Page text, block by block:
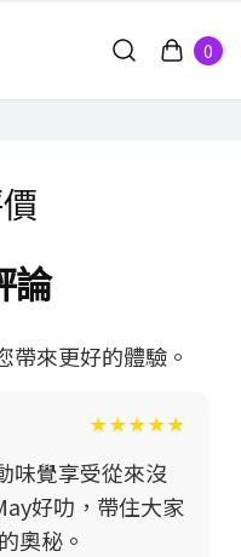
0
論
帶來更好的體驗。
★★★★★
味覺享受從來沒
好叻，帶住大家
奧秘。